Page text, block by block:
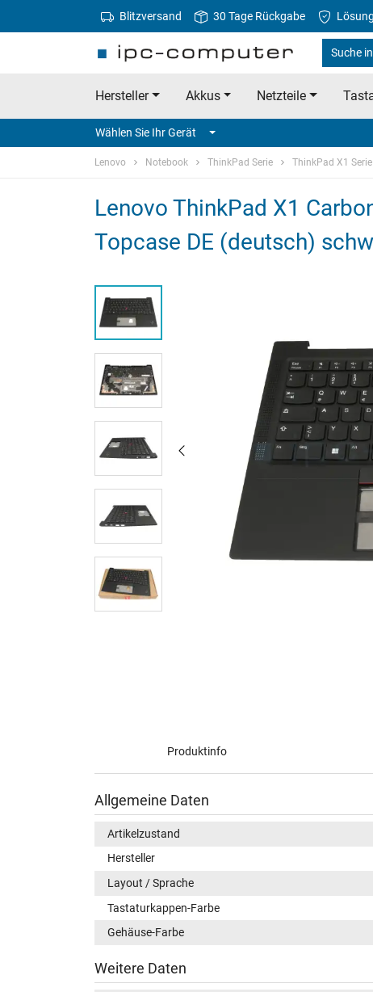
Blitzversand 30 Tage Rückgabe
Suche
Hersteller Akkus Netzteile
Wählen Sie Ihr Gerät
Lenovo Notebook ThinkPad Serie ThinkPad X1 Serie
Lenovo ThinkPad X1
Topcase DE (deutsch)
Produktinfo
Allgemeine Daten
Artikelzustand
Hersteller
Layout / Sprache
Tastaturkappen-Farbe
Gehäuse-Farbe
Weitere Daten